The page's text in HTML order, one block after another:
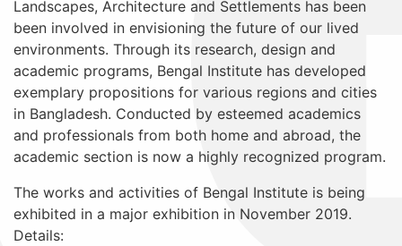
Landscapes, Architecture and Settlements has been
been involved in envisioning the future of our lived
environments. Through its research, design and
academic programs, Bengal Institute has developed
exemplary propositions for various regions and cities
in Bangladesh. Conducted by esteemed academics
and professionals from both home and abroad, the
academic section is now a highly recognized program.
The works and activities of Bengal Institute is being
exhibited in a major exhibition in November 2019.
Details: